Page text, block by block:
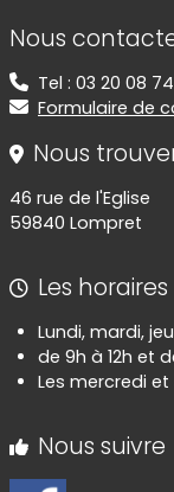
Nous
Tel : 03 20 08
Formulaire de
Nous
46 rue de l'Eglise
59840 Lompret
Les horaires
Lundi, mardi,
de 9h à 12h et
Les mercredi et
Nous suivre